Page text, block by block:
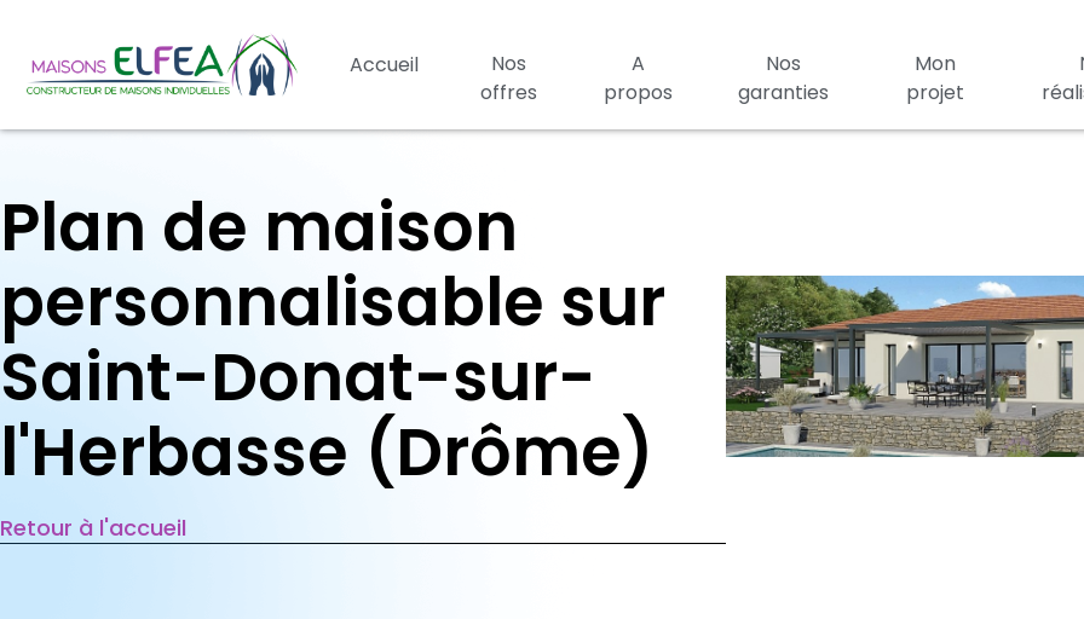
Accueil
Nos
offres
A
propos
Nos
garanties
Mon
projet
Plan de maison
personnalisable sur
Saint-Donat-sur-
l'Herbasse (Drôme)
Retour à l'accueil